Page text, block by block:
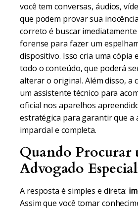
você tem conversas, áudios,
que podem provar sua
correto é buscar
forense para fazer um
dispositivo. Isso cria uma cópia
todo o conteúdo, que poderá
alterar o original. Além disso, a
um assistente técnico para
oficial nos aparelhos
estratégica para garantir que a
imparcial e completa.
Quando Procurar
Advogado
A resposta é simples e direta:
Assim que você tomar